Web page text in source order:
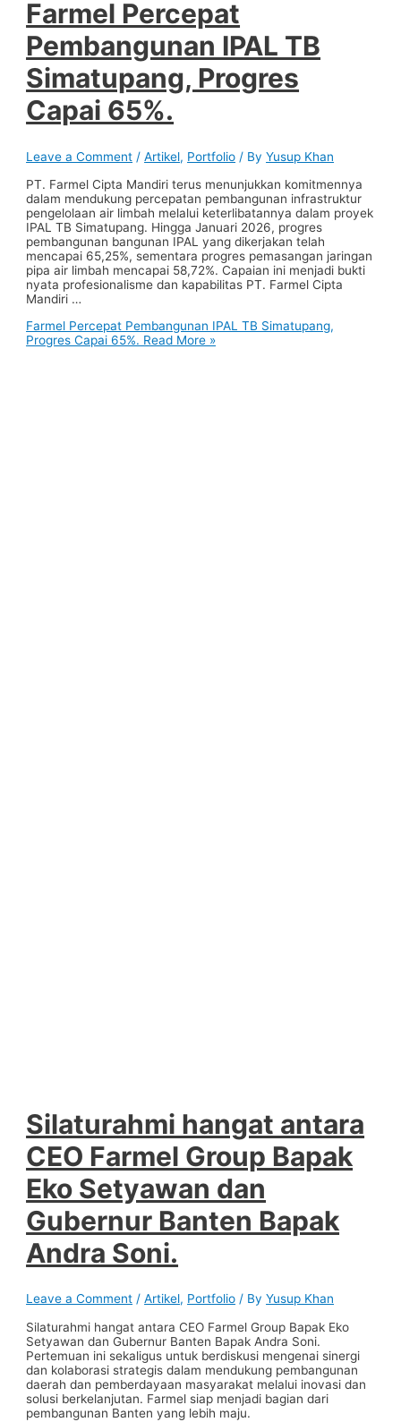
Farmel Percepat
Pembangunan IPAL TB
Simatupang, Progres
Capai 65%.
Leave a Comment /Artikel, Portfolio / ByYusup Khan
PT. Farmel Cipta Mandiri terus menunjukkan komitmennya
dalam mendukung percepatan pembangunan infrastruktur
pengelolaan air limbah melalui keterlibatannya dalam proyek
IPAL TB Simatupang. Hingga Januari 2026, progres
pembangunan bangunan IPAL yang dikerjakan telah
mencapai 65,25%, sementara progres pemasangan jaringan
pipa air limbah mencapai 58,72%. Capaian ini menjadi bukti
nyata profesionalisme dan kapabilitas PT. Farmel Cipta
Mandiri …
Farmel Percepat Pembangunan IPAL TB Simatupang,
Progres Capai 65%. Read More »
Silaturahmi hangat antara
CEO Farmel Group Bapak
Eko Setyawan dan
Gubernur Banten Bapak
Andra Soni.
Leave a Comment /Artikel, Portfolio / ByYusup Khan
Silaturahmi hangat antara CEO Farmel Group Bapak Eko
Setyawan dan Gubernur Banten Bapak Andra Soni.
Pertemuan ini sekaligus untuk berdiskusi mengenai sinergi
dan kolaborasi strategis dalam mendukung pembangunan
daerah dan pemberdayaan masyarakat melalui inovasi dan
solusi berkelanjutan. Farmel siap menjadi bagian dari
pembangunan Banten yang lebih maju.